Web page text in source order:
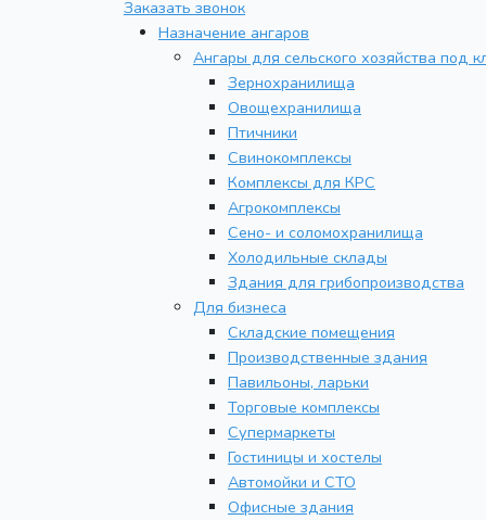
Заказать звонок
Назначение ангаров
Ангары для сельского хозяйства под
Зернохранилища
Овощехранилища
Птичники
Свинокомплексы
Комплексы для КРС
Агрокомплексы
Сено- и соломохранилища
Холодильные склады
Здания для грибопроизводства
Для бизнеса
Складские помещения
Производственные здания
Павильоны, ларьки
Торговые комплексы
Супермаркеты
Гостиницы и хостелы
Автомойки и СТО
Офисные здания